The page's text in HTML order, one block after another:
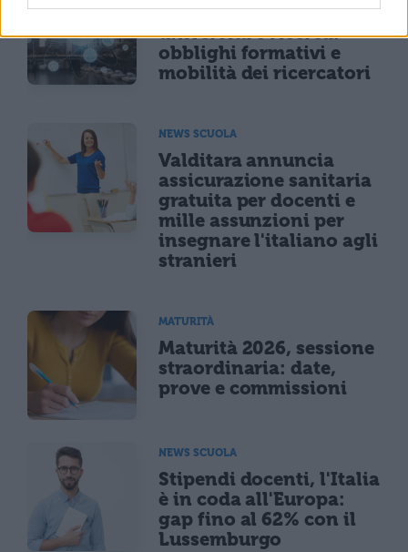
Il decreto sull'AI per
università e ricerca:
obblighi formativi e
mobilità dei ricercatori
NEWS SCUOLA
Valditara annuncia
assicurazione sanitaria
gratuita per docenti e
mille assunzioni per
insegnare l'italiano agli
stranieri
MATURITÀ
Maturità 2026, sessione
straordinaria: date,
prove e commissioni
NEWS SCUOLA
Stipendi docenti, l'Italia
è in coda all'Europa:
gap fino al 62% con il
Lussemburgo